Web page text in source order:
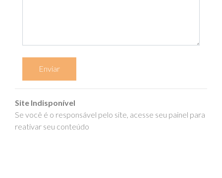
Enviar
Site Indisponível
Se você é o responsável pelo site, acesse seu painel para
reativar seu conteúdo